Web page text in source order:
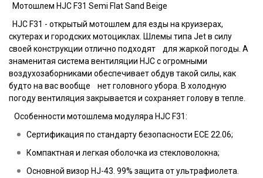
Мотошлем HJC F31 Semi Flat Sand Beige
HJC F31 - открытый мотошлем для езды на круизерах,
скутерах и городских мотоциклах. Шлемы типа Jet в силу
своей конструкции отлично подходят для жаркой погоды. А
знаменитая система вентиляции HJC с огромными
воздухозаборниками обеспечивает обдув такой силы, как
будто на вас вообще нет головного убора. В холодную
погоду вентиляция закрывается и сохраняет голову в тепле.
Особенности мотошлема модуляра HJC F31:
Сертификация по стандарту безопасности ECE 22.06;
Компактная и легкая оболочка из стекловолокна;
Основной визор HJ-43. 99% защита от ультрафиолета.